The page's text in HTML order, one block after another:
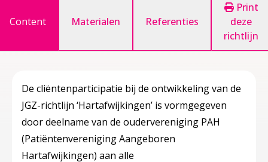
Content Materialen Referenties
Print
deze
richtlijn
De cliëntenparticipatie bij de ontwikkeling van de
JGZ-richtlijn ‘Hartafwijkingen’ is vormgegeven
door deelname van de oudervereniging PAH
(Patiëntenvereniging Aangeboren
Hartafwijkingen) aan alle